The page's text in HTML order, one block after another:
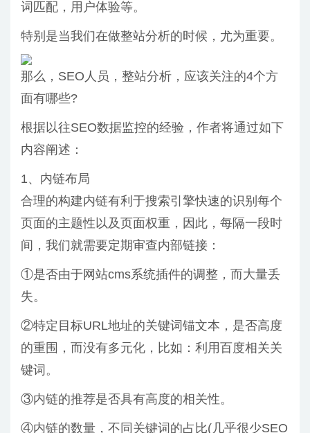
词匹配，用户体验等。
特别是当我们在做整站分析的时候，尤为重要。
那么，SEO人员，整站分析，应该关注的4个方
面有哪些?
根据以往SEO数据监控的经验，作者将通过如下
内容阐述：
1、内链布局
合理的构建内链有利于搜索引擎快速的识别每个
页面的主题性以及页面权重，因此，每隔一段时
间，我们就需要定期审查内部链接：
①是否由于网站cms系统插件的调整，而大量丢
失。
②特定目标URL地址的关键词锚文本，是否高度
的重围，而没有多元化，比如：利用百度相关关
键词。
③内链的推荐是否具有高度的相关性。
④内链的数量，不同关键词的占比(几乎很少SEO